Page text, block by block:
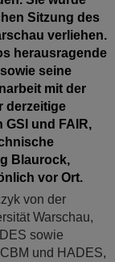
Sitzung des
verliehen.
herausragende
seine
mit der
derzeitige
und FAIR,
Blaurock,
vor Ort.
von der
Warschau,
sowie
und HADES,